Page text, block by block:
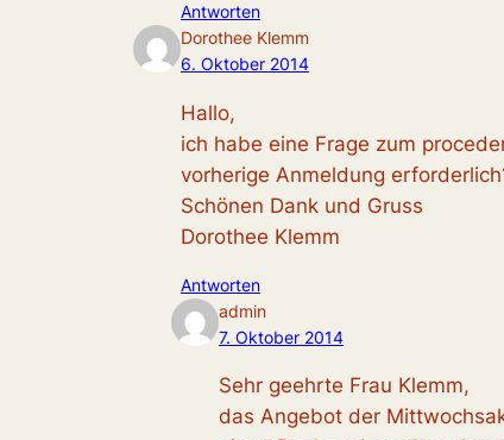
Antworten
Dorothee Klemm
6. Oktober 2014
Hallo,
ich habe eine Frage zum
vorherige Anmeldung
Schönen Dank und Gruss
Dorothee Klemm
Antworten
admin
7. Oktober 2014
Sehr geehrte Frau Klemm,
das Angebot der